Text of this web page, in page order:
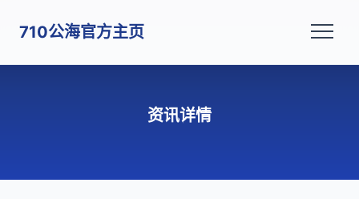
710公海官方主页
资讯详情